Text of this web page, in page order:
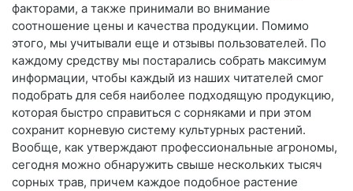
факторами, а также принимали во внимание
соотношение цены и качества продукции. Помимо
этого, мы учитывали еще и отзывы пользователей. По
каждому средству мы постарались собрать максимум
информации, чтобы каждый из наших читателей смог
подобрать для себя наиболее подходящую продукцию,
которая быстро справиться с сорняками и при этом
сохранит корневую систему культурных растений.
Вообще, как утверждают профессиональные агрономы,
сегодня можно обнаружить свыше нескольких тысяч
сорных трав, причем каждое подобное растение